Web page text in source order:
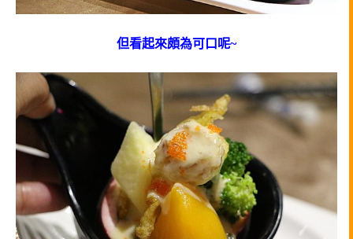
但看起來頗為可口呢~